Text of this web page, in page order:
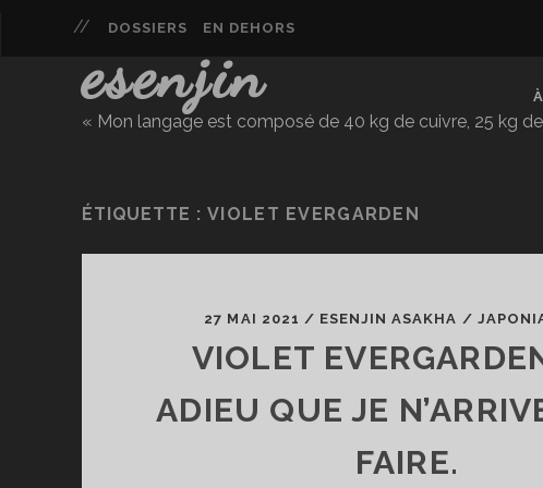
DOSSIERS EN DEHORS
esenjin
« Mon langage est composé de 40 kg de cuivre, 25 kg
ÉTIQUETTE :VIOLET EVERGARDEN
27 MAI 2021 / ESENJIN ASAKHA /
VIOLET
ADIEU QUE JE
FAIRE.